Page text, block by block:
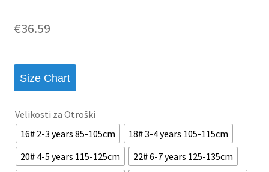
€36.59
Size Chart
Velikosti za Otroški
16# 2-3 years 85-105cm
18# 3-4 years 105-115cm
20# 4-5 years 115-125cm
22# 6-7 years 125-135cm